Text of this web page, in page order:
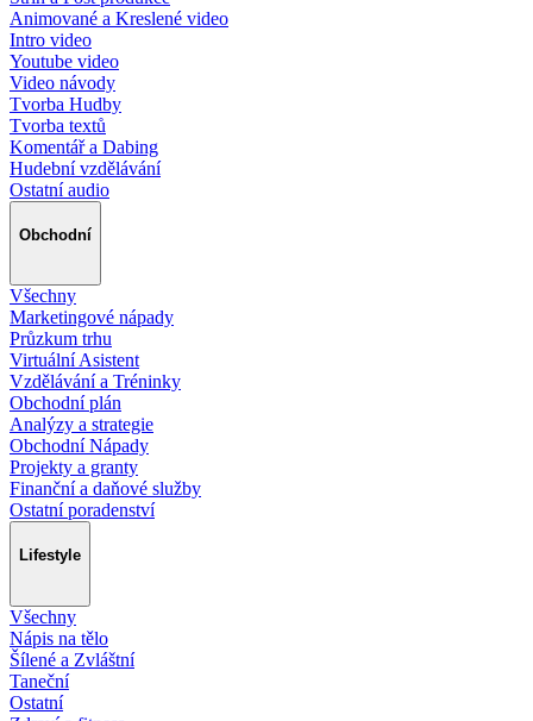
Animované a Kreslené video
Intro video
Youtube video
Video návody
Tvorba Hudby
Tvorba textů
Komentář a Dabing
Hudební vzdělávání
Ostatní audio
Obchodní
Všechny
Marketingové nápady
Průzkum trhu
Virtuální Asistent
Vzdělávání a Tréninky
Obchodní plán
Analýzy a strategie
Obchodní Nápady
Projekty a granty
Finanční a daňové služby
Ostatní poradenství
Lifestyle
Všechny
Nápis na tělo
Šílené a Zvláštní
Taneční
Ostatní